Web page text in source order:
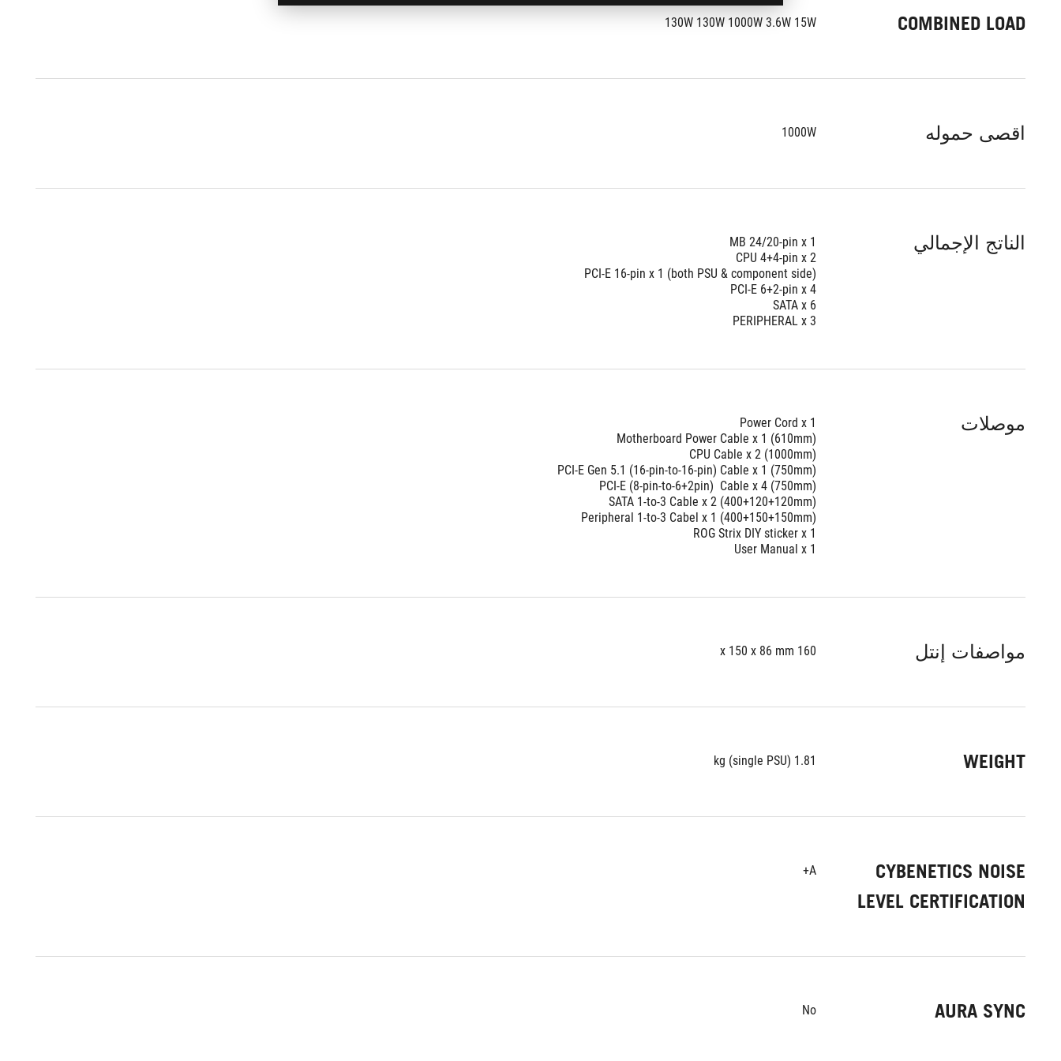
COMBINED LOAD
130W 130W 1000W 3.6W 15W
اقصى حموله 1000W
الناتج الإجمالي
MB 24/20-pin x 1
CPU 4+4-pin x 2
PCI-E 16-pin x 1 (both PSU & component side)
PCI-E 6+2-pin x 4
SATA x 6
PERIPHERAL x 3
موصلات
Power Cord x 1
Motherboard Power Cable x 1 (610mm)
CPU Cable x 2 (1000mm)
PCI-E Gen 5.1 (16-pin-to-16-pin) Cable x 1 (750mm)
PCI-E (8-pin-to-6+2pin)  Cable x 4 (750mm)
SATA 1-to-3 Cable x 2 (400+120+120mm)
Peripheral 1-to-3 Cabel x 1 (400+150+150mm)
ROG Strix DIY sticker x 1
User Manual x 1
مواصفات إنتل 160 x 150 x 86 mm
WEIGHT
1.81 kg (single PSU)
CYBENETICS NOISE
LEVEL CERTIFICATION
A+
AURA SYNC
No